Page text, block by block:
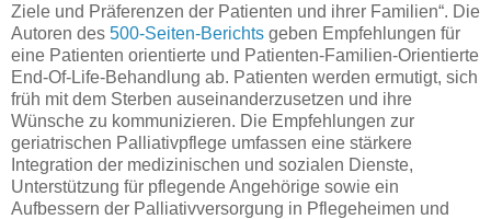
Ziele und Präferenzen der Patienten und ihrer Familien“. Die
Autoren des 500-Seiten-Berichts geben Empfehlungen für
eine Patienten orientierte und Patienten-Familien-Orientierte
End-Of-Life-Behandlung ab. Patienten werden ermutigt, sich
früh mit dem Sterben auseinanderzusetzen und ihre
Wünsche zu kommunizieren. Die Empfehlungen zur
geriatrischen Palliativpflege umfassen eine stärkere
Integration der medizinischen und sozialen Dienste,
Unterstützung für pflegende Angehörige sowie ein
Aufbessern der Palliativversorgung in Pflegeheimen und